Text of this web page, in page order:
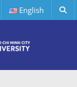
English